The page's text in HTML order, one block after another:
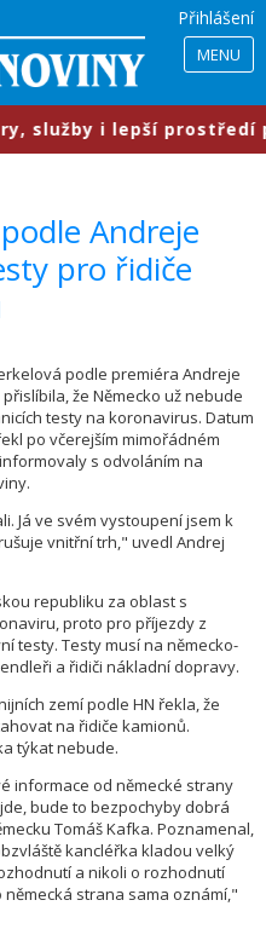
Přihlášení
MENU
i lepší prostředí pro
Andreje
pro řidiče
podle premiéra Andreje
že Německo už nebude
testy na koronavirus. Datum
po včerejším mimořádném
s odvoláním na
Já ve svém vystoupení jsem k
vnitřní trh," uvedl Andrej
republiku za oblast s
proto pro příjezdy z
testy. Testy musí na německo-
a řidiči nákladní dopravy.
zemí podle HN řekla, že
na řidiče kamionů.
týkat nebude.
informace od německé strany
bude to bezpochyby dobrá
Tomáš Kafka. Poznamenal,
kancléřka kladou velký
a nikoli o rozhodnutí
strana sama oznámí,"